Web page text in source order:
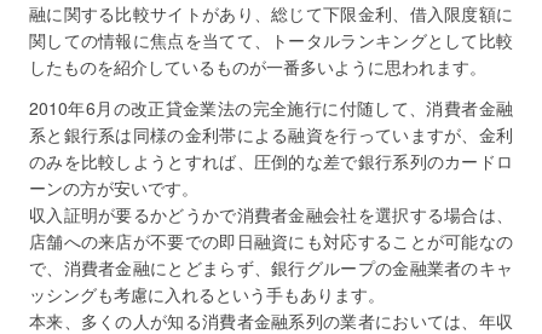
融に関する比較サイトがあり、総じて下限金利、借入限度額に
関しての情報に焦点を当てて、トータルランキングとして比較
したものを紹介しているものが一番多いように思われます。
2010年6月の改正貸金業法の完全施行に付随して、消費者金融
系と銀行系は同様の金利帯による融資を行っていますが、金利
のみを比較しようとすれば、圧倒的な差で銀行系列のカードロ
ーンの方が安いです。
収入証明が要るかどうかで消費者金融会社を選択する場合は、
店舗への来店が不要での即日融資にも対応することが可能なの
で、消費者金融にとどまらず、銀行グループの金融業者のキャ
ッシングも考慮に入れるという手もあります。
本来、多くの人が知る消費者金融系列の業者においては、年収